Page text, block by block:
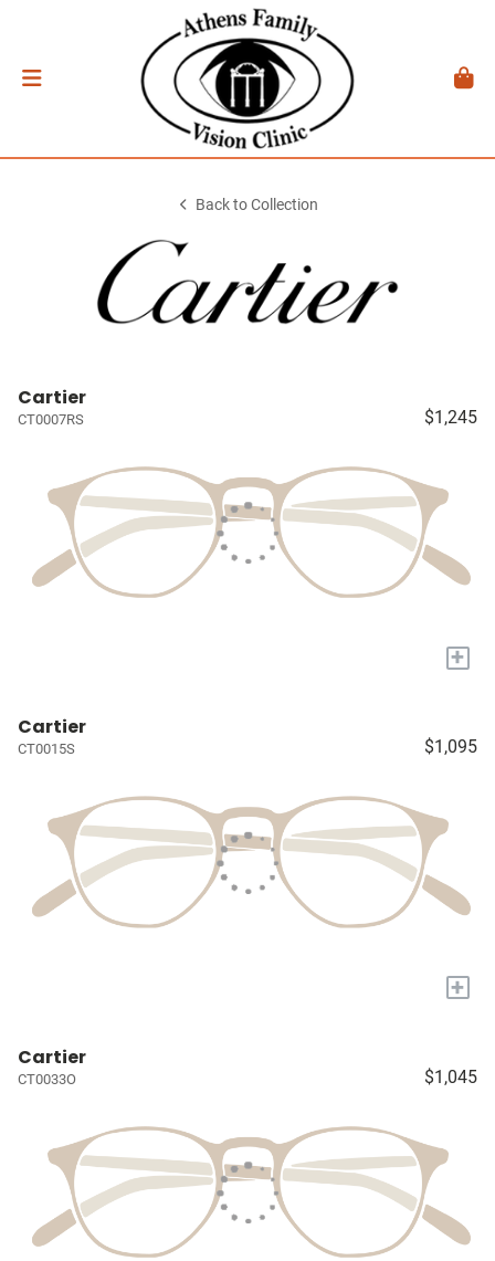
Back to Collection
Cartier
CT0007RS $1,245
+
Cartier
CT0015S $1,095
+
Cartier
CT0033O $1,045